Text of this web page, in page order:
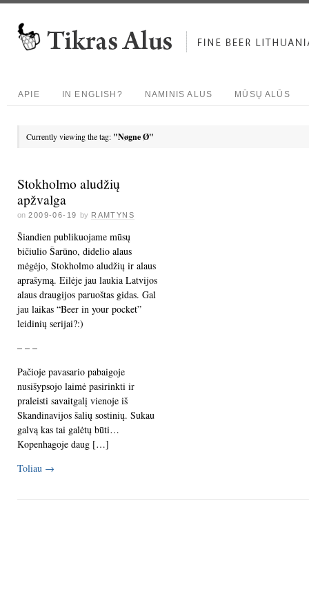
APIE IN ENGLISH? NAMINIS ALUS MŪSŲ ALŪS
Currently viewing the tag: "Nøgne Ø"
Stokholmo aludžių
apžvalga
on 2009-06-19 by RAMTYNS
Šiandien publikuojame mūsų
bičiulio Šarūno, didelio alaus
mėgėjo, Stokholmo aludžių ir alaus
aprašymą. Eilėje jau laukia Latvijos
alaus draugijos paruoštas gidas. Gal
jau laikas “Beer in your pocket”
leidinių serijai?:)
– – –
Pačioje pavasario pabaigoje
nusišypsojo laimė pasirinkti ir
praleisti savaitgalį vienoje iš
Skandinavijos šalių sostinių. Sukau
galvą kas tai galėtų būti…
Kopenhagoje daug […]
Toliau →